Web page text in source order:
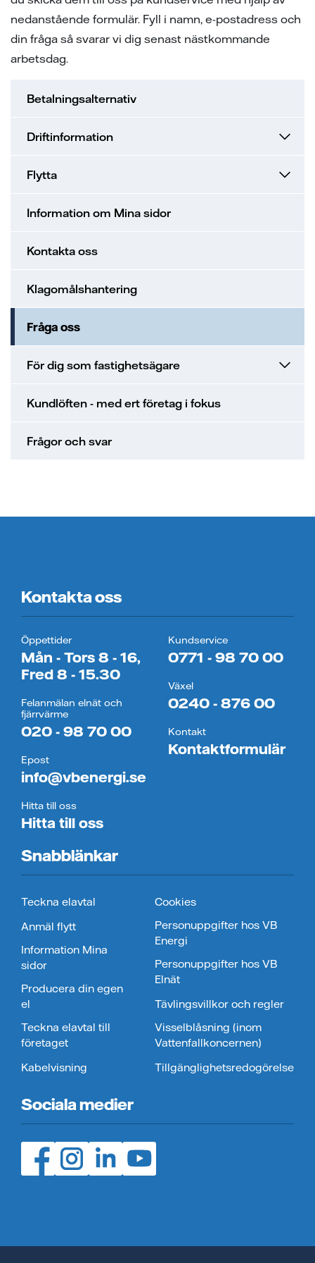
fastighetsägare
vid skada
på lika villkor
av våra elledningar
- med ert företag i fokus
svar
nedanstående formulär. Fyll i namn, e-postadress och
din fråga så svarar vi dig senast nästkommande
arbetsdag.
Betalningsalternativ
Driftinformation
Flytta
Information om Mina sidor
Kontakta oss
Klagomålshantering
Fråga oss
För dig som fastighetsägare
Kundlöften - med ert företag i fokus
Frågor och svar
Kontakta oss
Öppettider
Mån - Tors 8 - 16,
Fred 8 - 15.30
Felanmälan elnät och
fjärrvärme
020 - 98 70 00
Epost
info@vbenergi.se
Hitta till oss
Hitta till oss
Kundservice
0771 - 98 70 00
Växel
0240 - 876 00
Kontakt
Kontaktformulär
Snabblänkar
Teckna elavtal
Anmäl flytt
Information Mina
sidor
Producera din egen
el
Teckna elavtal till
företaget
Kabelvisning
Cookies
Personuppgifter hos VB
Energi
Personuppgifter hos VB
Elnät
Tävlingsvillkor och regler
Visselblåsning (inom
Vattenfallkoncernen)
Tillgänglighetsredogörelse
Sociala medier
Facebook (öppnas i ny flik)
Instagram (öppnas i ny flik)
LinedIn (öppnas i ny flik)